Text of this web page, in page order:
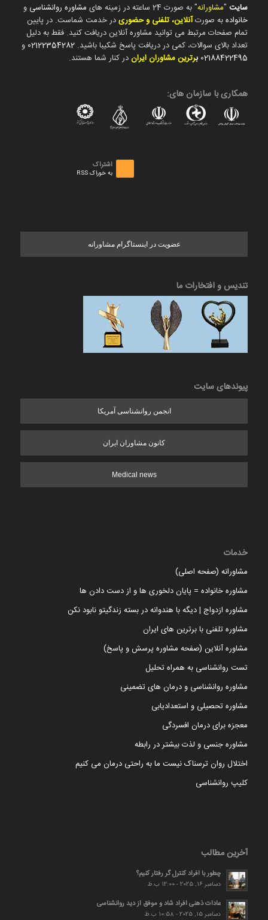
سایت"مشاورانه" به صورت 24 ساعته در زمینه های مشاوره روانشناسی و
خانوادهبه صورتآنلاین، تلفنی و حضوریدر خدمت شماست. در پایین
تمام صفحات مرتبط می توانید مشاوره آنلاین دریافت کنید. فقط به دلیل
تعداد بالای سوالات، کمی در دریافت پاسخ شکیبا باشید. 02122354282 و
02188422495 برترین مشاوران ایراندر کنار شما هستند.
همکاری با سازمان های:
اشتراک
به خوراک RSS
عضویت در اینستاگرام مشاورانه
تندیس و افتخارات ما
پیوندهای سایت
انجمن روانشناسی آمریکا
کانون مشاوران ایران
Medical news
خدمات
مشاورانه (صفحه اصلی)
مشاوره خانواده = پایان دلخوری ها و از دست دادن ها
مشاوره ازدواج | دیگه با هندوانه در بسته زندگیتو نابود نکن
مشاوره تلفنی با برترین های ایران
مشاوره آنلاین (صفحه مشاوره پرسش و پاسخ)
تست روانشناسی به همراه تحلیل
مشاوره روانشناسی و درمان های تضمینی
مشاوره تحصیلی و استعدادیابی
معجزه برای درمان افسردگی
مشاوره جنسی و لذت بیشتر در رابطه
اختلال روان ترسناک نیست ما به راحتی درمان می کنیم
کلیپ روانشناسی
آخرین مطالب
چطور با افراد کنترل گر رفتار کنیم؟
دسامبر 16, 2025 - 12:00 ب.ظ
عادات ذهنی افراد شاد و موفق از دید روانشناسی
دسامبر 15, 2025 - 10:58 ب.ظ